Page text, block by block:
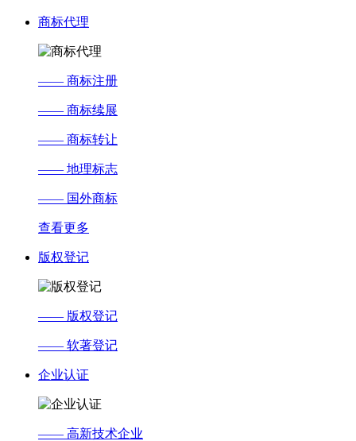
商标代理
—— 商标注册
—— 商标续展
—— 商标转让
—— 地理标志
—— 国外商标
查看更多
版权登记
—— 版权登记
—— 软著登记
企业认证
—— 高新技术企业